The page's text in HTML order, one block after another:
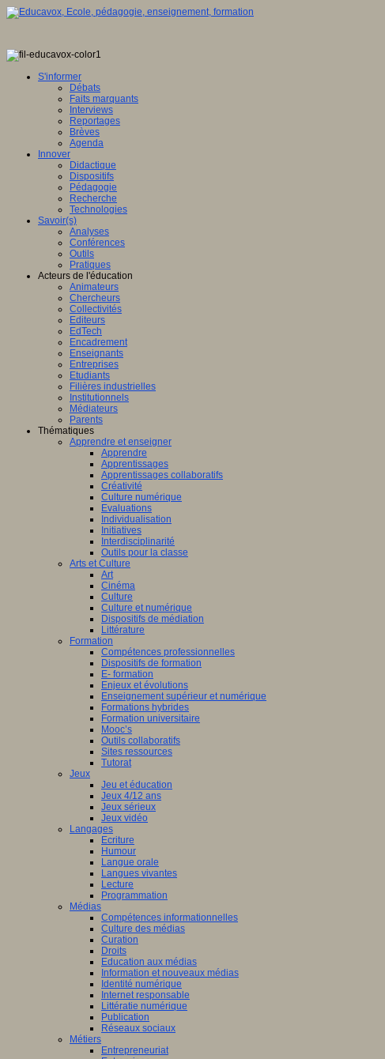
S'informer
Débats
Faits marquants
Interviews
Reportages
Brèves
Agenda
Innover
Didactique
Dispositifs
Pédagogie
Recherche
Technologies
Savoir(s)
Analyses
Conférences
Outils
Pratiques
Acteurs de l'éducation
Animateurs
Chercheurs
Collectivités
Editeurs
EdTech
Encadrement
Enseignants
Entreprises
Etudiants
Filières industrielles
Institutionnels
Médiateurs
Parents
Thématiques
Apprendre et enseigner
Apprendre
Apprentissages
Apprentissages collaboratifs
Créativité
Culture numérique
Evaluations
Individualisation
Initiatives
Interdisciplinarité
Outils pour la classe
Arts et Culture
Art
Cinéma
Culture
Culture et numérique
Dispositifs de médiation
Littérature
Formation
Compétences professionnelles
Dispositifs de formation
E- formation
Enjeux et évolutions
Enseignement supérieur et numérique
Formations hybrides
Formation universitaire
Mooc’s
Outils collaboratifs
Sites ressources
Tutorat
Jeux
Jeu et éducation
Jeux 4/12 ans
Jeux sérieux
Jeux vidéo
Langages
Ecriture
Humour
Langue orale
Langues vivantes
Lecture
Programmation
Médias
Compétences informationnelles
Culture des médias
Curation
Droits
Education aux médias
Information et nouveaux médias
Identité numérique
Internet responsable
Littératie numérique
Publication
Réseaux sociaux
Métiers
Entrepreneuriat